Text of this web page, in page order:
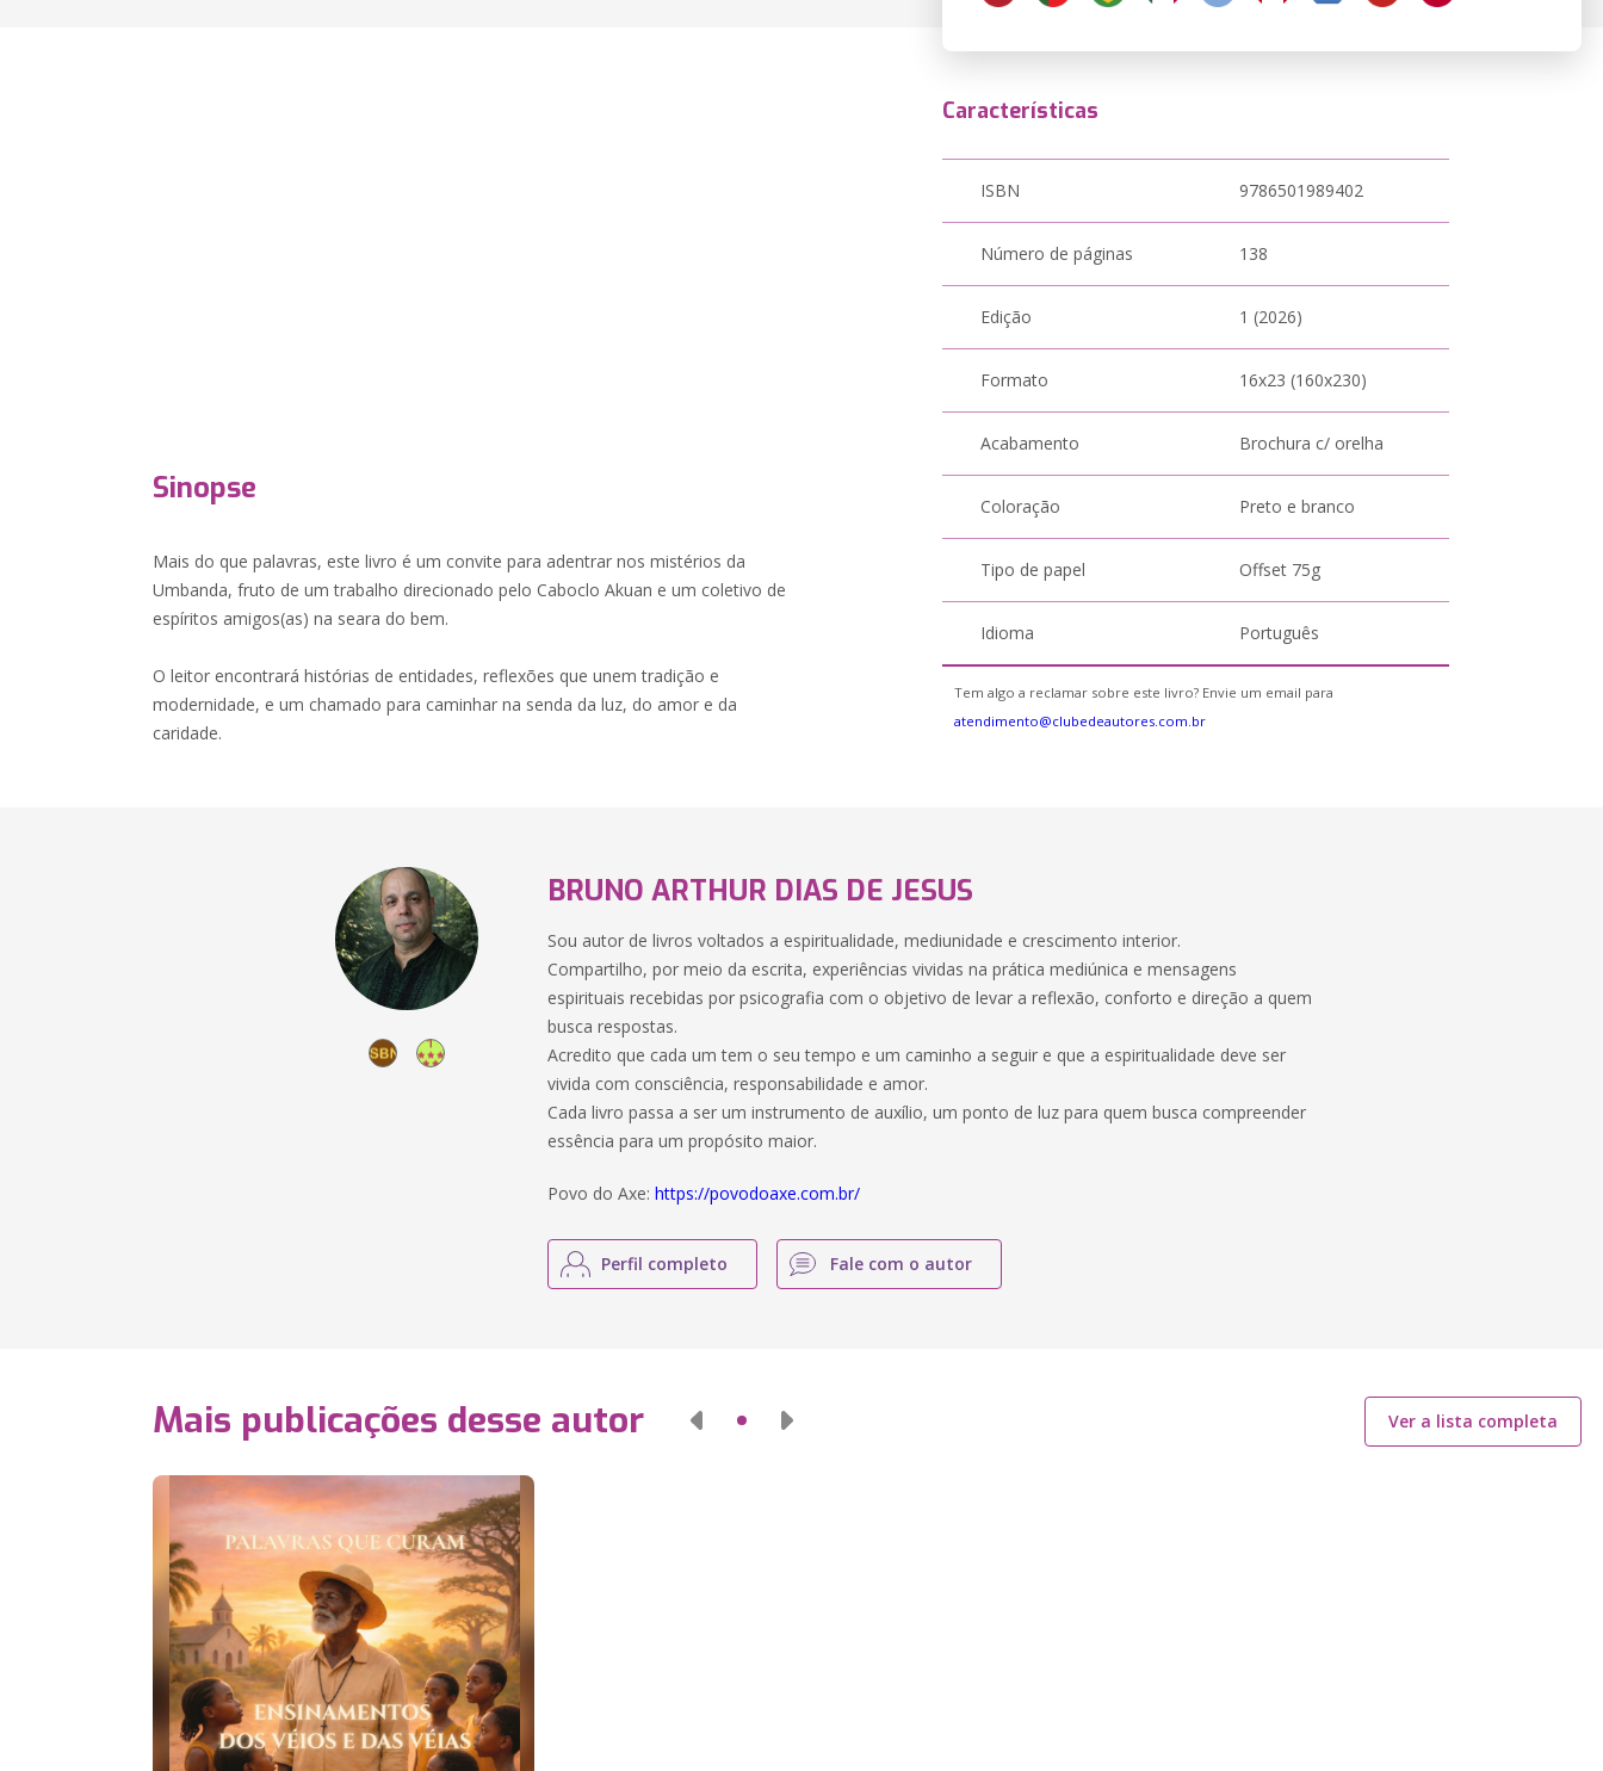
Sinopse
Mais do que palavras, este livro é um convite para adentrar nos mistérios da
Umbanda, fruto de um trabalho direcionado pelo Caboclo Akuan e um coletivo de
espíritos amigos(as) na seara do bem.
O leitor encontrará histórias de entidades, reflexões que unem tradição e
modernidade, e um chamado para caminhar na senda da luz, do amor e da
caridade.
Características
ISBN 9786501989402
Número de páginas 138
Edição 1 (2026)
Formato 16x23 (160x230)
Acabamento Brochura c/ orelha
Coloração Preto e branco
Tipo de papel Offset 75g
Idioma Português
Tem algo a reclamar sobre este livro? Envie um email para
atendimento@clubedeautores.com.br
BRUNO ARTHUR DIAS DE JESUS
Sou autor de livros voltados a espiritualidade, mediunidade e crescimento interior.
Compartilho, por meio da escrita, experiências vividas na prática mediúnica e mensagens
espirituais recebidas por psicografia com o objetivo de levar a reflexão, conforto e direção a quem
busca respostas.
Acredito que cada um tem o seu tempo e um caminho a seguir e que a espiritualidade deve ser
vivida com consciência, responsabilidade e amor.
Cada livro passa a ser um instrumento de auxílio, um ponto de luz para quem busca compreender
essência para um propósito maior.
Povo do Axe:https://povodoaxe.com.br/
Perfil completo Fale com o autor
Mais publicações desse autor Ver a lista completa